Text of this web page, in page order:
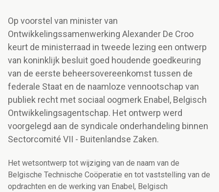
Op voorstel van minister van
Ontwikkelingssamenwerking Alexander De Croo
keurt de ministerraad in tweede lezing een ontwerp
van koninklijk besluit goed houdende goedkeuring
van de eerste beheersovereenkomst tussen de
federale Staat en de naamloze vennootschap van
publiek recht met sociaal oogmerk Enabel, Belgisch
Ontwikkelingsagentschap. Het ontwerp werd
voorgelegd aan de syndicale onderhandeling binnen
Sectorcomité VII - Buitenlandse Zaken.
Het wetsontwerp tot wijziging van de naam van de
Belgische Technische Coöperatie en tot vaststelling van de
opdrachten en de werking van Enabel, Belgisch